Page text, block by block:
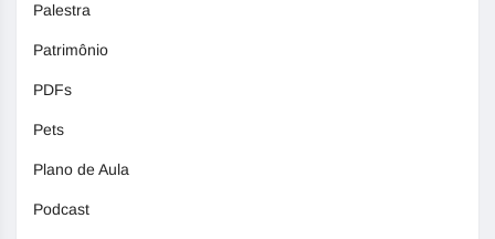
Palestra
Patrimônio
PDFs
Pets
Plano de Aula
Podcast